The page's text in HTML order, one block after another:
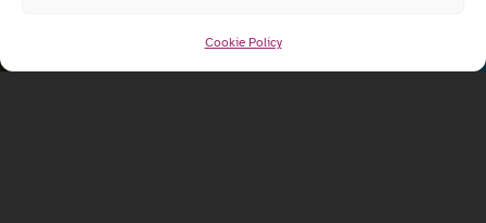
Cookie Policy